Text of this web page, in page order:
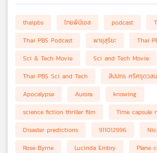
thaipbs ไทยพีบีเอส podcast
Thai PBS Podcast
พายุสุริยะ
Thai
Sci & Tech Movie
Sci and Tech Movie
Thai PBS Sci and Tech
สิปปกร ศรีศรุตวสน
Apocalypse
Aurora
knowing
science fiction thriller film
Time capsule
Disaster predictions
911012996
Rose Byrne
Lucinda Embry
Plane